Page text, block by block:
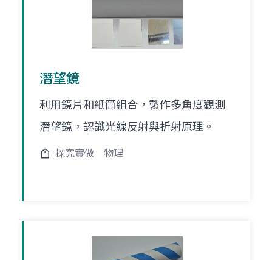
潛望鏡
利用鏡片和紙筒組合，製作多角度觀測
潛望鏡，認識光線反射與折射原理。
探究實做 物理